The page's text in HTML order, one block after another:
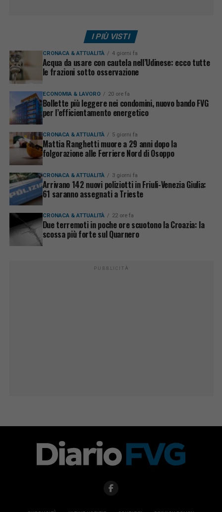
I PIÙ VISTI
CRONACA & ATTUALITÀ 4 giorni fa
Acqua da usare con cautela nell’Udinese: ecco tutte
le frazioni sotto osservazione
ECONOMIA & LAVORO 20 ore fa
Bollette più leggere nei condomini, nuovo bando FVG
per l’efficientamento energetico
CRONACA & ATTUALITÀ 5 giorni fa
Mattia Ranghetti muore a 29 anni dopo la
folgorazione alle Ferriere Nord di Osoppo
CRONACA & ATTUALITÀ 3 giorni fa
Arrivano 142 nuovi poliziotti in Friuli-Venezia Giulia:
61 saranno assegnati a Trieste
CRONACA & ATTUALITÀ 22 ore fa
Due terremoti in poche ore scuotono la Croazia: la
scossa più forte sul Quarnero
PUBBLICITÀ